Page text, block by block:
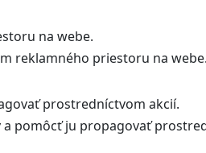
na webe.
reklamného priestoru na webe.
prostredníctvom akcií.
pomôcť ju propagovať